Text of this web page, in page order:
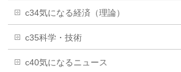
c34気になる経済（理論）
c35科学・技術
c40気になるニュース